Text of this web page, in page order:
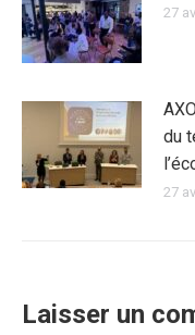
27
du
27
Laisser un